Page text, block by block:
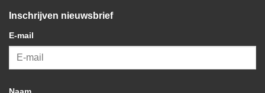
Inschrijven nieuwsbrief
E-mail